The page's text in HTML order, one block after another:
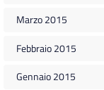
Marzo 2015
Febbraio 2015
Gennaio 2015